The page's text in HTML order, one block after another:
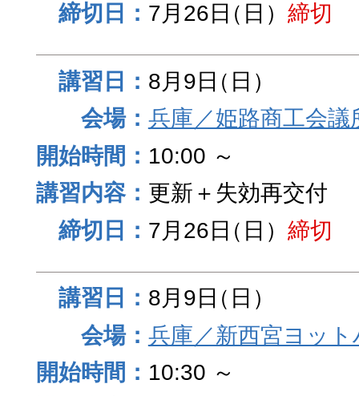
7月26日（日） 締切
8月9日（日）
兵庫／姫路商工会議
10:00 ～
更新＋失効再交付
7月26日（日） 締切
8月9日（日）
兵庫／新西宮ヨッ
10:30 ～